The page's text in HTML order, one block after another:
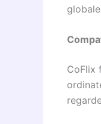
CoFlix